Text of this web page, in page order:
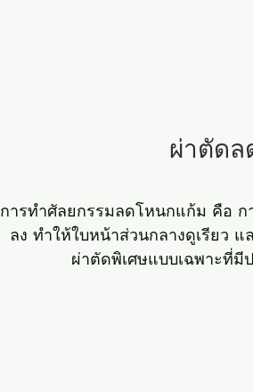
ผ่าตัดล
การทำศัลยกรรมลดโหนกแก้ม คือ
ลง ทำให้ใบหน้าส่วนกลางดูเรียว
ผ่าตัดพิเศษแบบเฉพาะที่